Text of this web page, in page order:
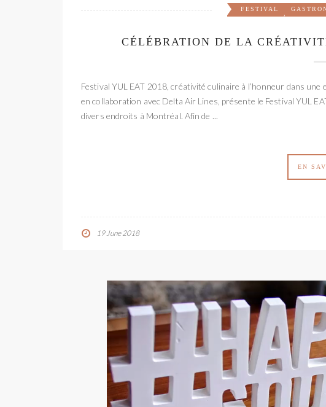
FESTIVAL
,
CÉLÉBRATION DE LA
Festival YUL EAT 2018, créativité culinaire à l’honneur dans
en collaboration avec Delta Air Lines, présente le Festival YUL
divers endroits à Montréal. Afin de ...
EN
19 June 2018